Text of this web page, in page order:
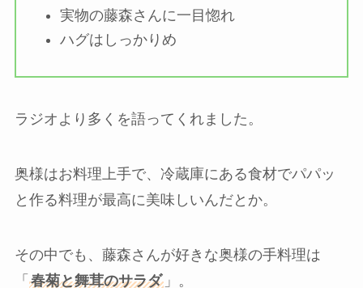
実物の藤森さんに一目惚れ
ハグはしっかりめ
ラジオより多くを語ってくれました。
奥様はお料理上手で、冷蔵庫にある食材でパパッ
と作る料理が最高に美味しいんだとか。
その中でも、藤森さんが好きな奥様の手料理は
「 春菊と舞茸のサラダ」。